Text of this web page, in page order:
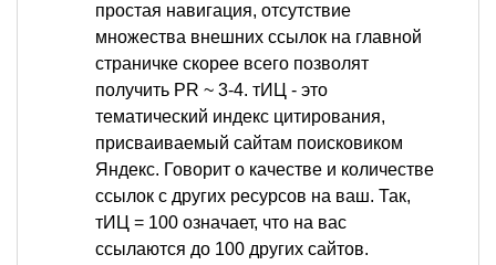
простая навигация, отсутствие
множества внешних ссылок на главной
страничке скорее всего позволят
получить PR ~ 3-4. тИЦ - это
тематический индекс цитирования,
присваиваемый сайтам поисковиком
Яндекс. Говорит о качестве и количестве
ссылок с других ресурсов на ваш. Так,
тИЦ = 100 означает, что на вас
ссылаются до 100 других сайтов.